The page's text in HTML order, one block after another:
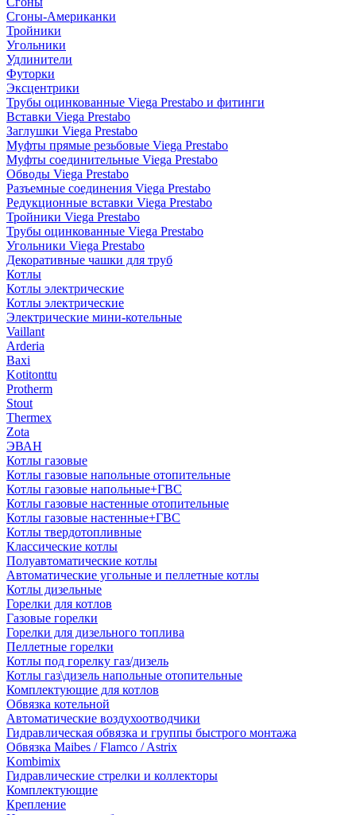
Сгоны-Американки
Тройники
Угольники
Удлинители
Футорки
Эксцентрики
Трубы оцинкованные Viega Prestabo и фитинги
Вставки Viega Prestabo
Заглушки Viega Prestabo
Муфты прямые резьбовые Viega Prestabo
Муфты соединительные Viega Prestabo
Обводы Viega Prestabo
Разъемные соединения Viega Prestabo
Редукционные вставки Viega Prestabo
Тройники Viega Prestabo
Трубы оцинкованные Viega Prestabo
Угольники Viega Prestabo
Декоративные чашки для труб
Котлы
Котлы электрические
Котлы электрические
Электрические мини-котельные
Vaillant
Arderia
Baxi
Kotitonttu
Protherm
Stout
Thermex
Zota
ЭВАН
Котлы газовые
Котлы газовые напольные отопительные
Котлы газовые напольные+ГВС
Котлы газовые настенные отопительные
Котлы газовые настенные+ГВС
Котлы твердотопливные
Классические котлы
Полуавтоматические котлы
Автоматические угольные и пеллетные котлы
Котлы дизельные
Горелки для котлов
Газовые горелки
Горелки для дизельного топлива
Пеллетные горелки
Котлы под горелку газ/дизель
Котлы газ\дизель напольные отопительные
Комплектующие для котлов
Обвязка котельной
Автоматические воздухоотводчики
Гидравлическая обвязка и группы быстрого монтажа
Обвязка Maibes / Flamco / Astrix
Kombimix
Гидравлические стрелки и коллекторы
Комплектующие
Крепление